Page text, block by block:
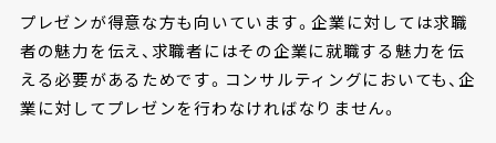
プレゼンが得意な方も向いています。企業に対しては求職
者の魅力を伝え、求職者にはその企業に就職する魅力を伝
える必要があるためです。コンサルティングにおいても、企
業に対してプレゼンを行わなければなりません。